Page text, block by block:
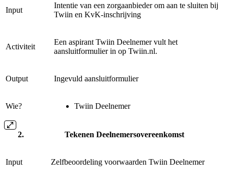
Input
Intentie van een zorgaanbieder om aan te sluiten bij
Twiin en KvK-inschrijving
Activiteit
Een aspirant Twiin Deelnemer vult het
aansluitformulier in op Twiin.nl.
Output Ingevuld aansluitformulier
Wie? Twiin Deelnemer
Tekenen Deelnemersovereenkomst
Input Zelfbeoordeling voorwaarden Twiin Deelnemer